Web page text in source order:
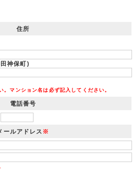
住所
神保町)
マンション名は必ず記入してください。
電話番号
ールアドレス ※